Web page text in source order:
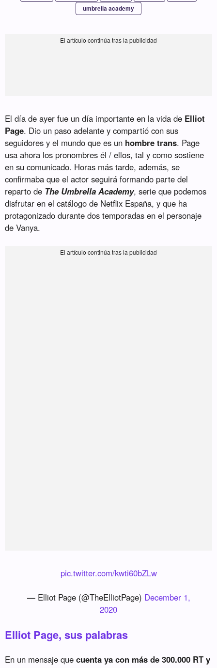
umbrella academy
El día de ayer fue un día importante en la vida de Elliot
Page. Dio un paso adelante y compartió con sus
seguidores y el mundo que es un hombre trans. Page
usa ahora los pronombres él / ellos, tal y como sostiene
en su comunicado. Horas más tarde, además, se
confirmaba que el actor seguirá formando parte del
reparto de The Umbrella Academy, serie que podemos
disfrutar en el catálogo de Netflix España, y que ha
protagonizado durante dos temporadas en el personaje
de Vanya.
pic.twitter.com/kwti60bZLw
— Elliot Page (@TheElliotPage) December 1,
2020
Elliot Page, sus palabras
En un mensaje quecuenta ya con más de 300.000 RT y